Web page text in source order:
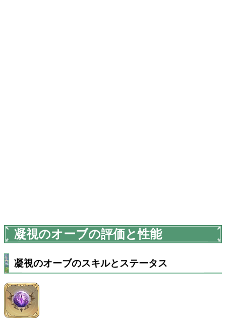
凝視のオーブの評価と性能
凝視のオーブのスキルとステータス